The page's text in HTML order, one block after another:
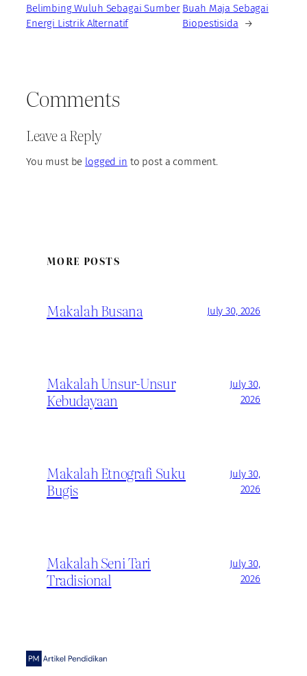
Belimbing Wuluh Sebagai Sumber
Energi Listrik Alternatif
Buah Maja Sebagai
Biopestisida
→
Comments
Leave a Reply
You must be logged in to post a comment.
MORE POSTS
Makalah Busana July 30, 2026
Makalah Unsur-Unsur
Kebudayaan
July 30,
2026
Makalah Etnografi Suku
Bugis
July 30,
2026
Makalah Seni Tari
Tradisional
July 30,
2026